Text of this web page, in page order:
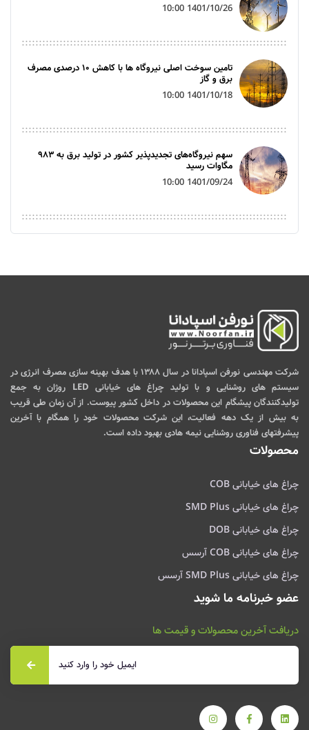
1401/10/26 10:00
تامین سوخت اصلی نیروگاه ها با کاهش ۱۰ درصدی مصرف
برق و گاز
1401/10/18 10:00
سهم نیروگاه‌های تجدیدپذیر کشور در تولید برق به ۹۸۳
مگاوات رسید
1401/09/24 10:00
شرکت مهندسی نورفن اسپادانا در سال ۱۳۸۸ با هدف بهینه سازی مصرف انرژی در
سیستم های روشنایی و با تولید چراغ های خیابانی LED روژان به جمع
تولیدکنندگان پیشگام این محصولات در داخل کشور پیوست. از آن زمان طی قریب
به بیش از یک دهه فعالیت، این شرکت محصولات خود را همگام با آخرین
پیشرفتهای فناوری روشنایی نیمه هادی بهبود داده است.
محصولات
چراغ های خیابانی COB
چراغ های خیابانی SMD Plus
چراغ های خیابانی DOB
چراغ های خیابانی COB آرسس
چراغ های خیابانی SMD Plus آرسس
عضو خبرنامه ما شوید
دریافت آخرین محصولات و قیمت ها